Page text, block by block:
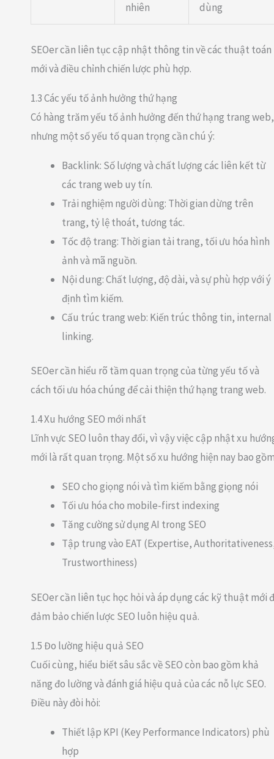
nhiên
dùng
SEOer cần liên tục cập nhật thông tin về các thuật toán
mới và điều chỉnh chiến lược phù hợp.
1.3 Các yếu tố ảnh hưởng thứ hạng
Có hàng trăm yếu tố ảnh hưởng đến thứ hạng trang web,
nhưng một số yếu tố quan trọng cần chú ý:
Backlink: Số lượng và chất lượng các liên kết từ
các trang web uy tín.
Trải nghiệm người dùng: Thời gian dừng trên
trang, tỷ lệ thoát, tương tác.
Tốc độ trang: Thời gian tải trang, tối ưu hóa hình
ảnh và mã nguồn.
Nội dung: Chất lượng, độ dài, và sự phù hợp với ý
định tìm kiếm.
Cấu trúc trang web: Kiến trúc thông tin, internal
linking.
SEOer cần hiểu rõ tầm quan trọng của từng yếu tố và
cách tối ưu hóa chúng để cải thiện thứ hạng trang web.
1.4 Xu hướng SEO mới nhất
Lĩnh vực SEO luôn thay đổi, vì vậy việc cập nhật xu
mới là rất quan trọng. Một số xu hướng hiện nay bao
SEO cho giọng nói và tìm kiếm bằng giọng nói
Tối ưu hóa cho mobile-first indexing
Tăng cường sử dụng AI trong SEO
Tập trung vào EAT (Expertise,
Trustworthiness)
SEOer cần liên tục học hỏi và áp dụng các kỹ thuật mới
đảm bảo chiến lược SEO luôn hiệu quả.
1.5 Đo lường hiệu quả SEO
Cuối cùng, hiểu biết sâu sắc về SEO còn bao gồm khả
năng đo lường và đánh giá hiệu quả của các nỗ lực SEO.
Điều này đòi hỏi:
Thiết lập KPI (Key Performance Indicators) phù
hợp